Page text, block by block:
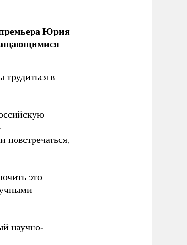
Юрия
трудиться в
повстречаться,
это
научно-